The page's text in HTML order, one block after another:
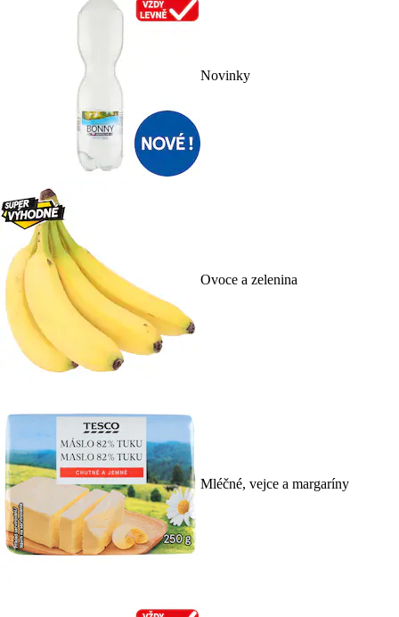
Novinky
Ovoce a zelenina
Mléčné, vejce a margaríny